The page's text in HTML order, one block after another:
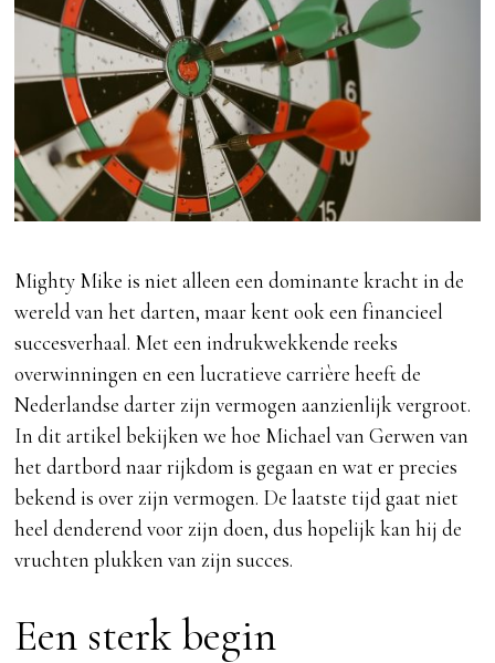
Mighty Mike is niet alleen een dominante kracht in de
wereld van het darten, maar kent ook een financieel
succesverhaal. Met een indrukwekkende reeks
overwinningen en een lucratieve carrière heeft de
Nederlandse darter zijn vermogen aanzienlijk vergroot.
In dit artikel bekijken we hoe Michael van Gerwen van
het dartbord naar rijkdom is gegaan en wat er precies
bekend is over zijn vermogen. De laatste tijd gaat niet
heel denderend voor zijn doen, dus hopelijk kan hij de
vruchten plukken van zijn succes.
Een sterk begin